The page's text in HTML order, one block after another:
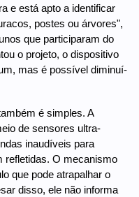
e está apto a identificar
postes ou árvores",
que participaram do
o projeto, o dispositivo
mas é possível diminuí-
é simples. A
de sensores ultra-
inaudíveis para
refletidas. O mecanismo
que pode atrapalhar o
disso, ele não informa